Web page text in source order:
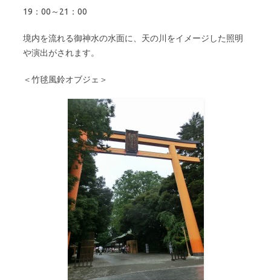
19：00～21：00
境内を流れる御神水の水面に、天の川をイメージした照明
や演出がされます。
＜竹毬風鈴オブジェ＞